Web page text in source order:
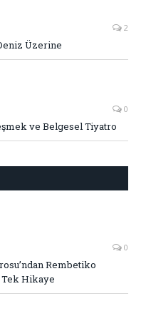
2
Üzerine
0
ve Belgesel Tiyatro
0
Rembetiko
Hikaye